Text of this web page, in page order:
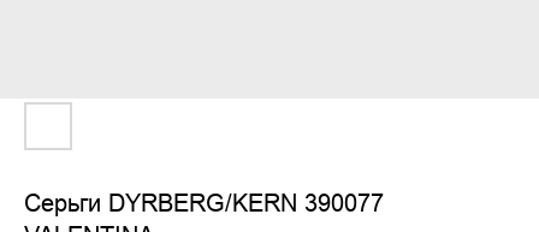
Серьги DYRBERG/KERN 390077